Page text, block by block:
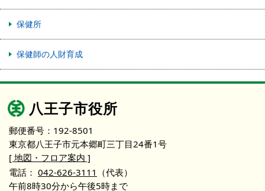
保健所
保健師の人財育成
八王子市役所
郵便番号：192-8501
東京都八王子市元本郷町三丁目24番1号
[ 地図・フロア案内 ]
電話： 042-626-3111 （代表）
午前8時30分から午後5時まで